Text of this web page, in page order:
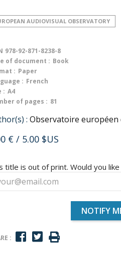
AUDIOVISUAL OBSERVATORY
978-92-871-8238-8
of document : Book
: Paper
: French
: A4
of pages : 81
: Observatoire européen
€ / 5.00 $US
title is out of print. Would you
NOTIFY
: